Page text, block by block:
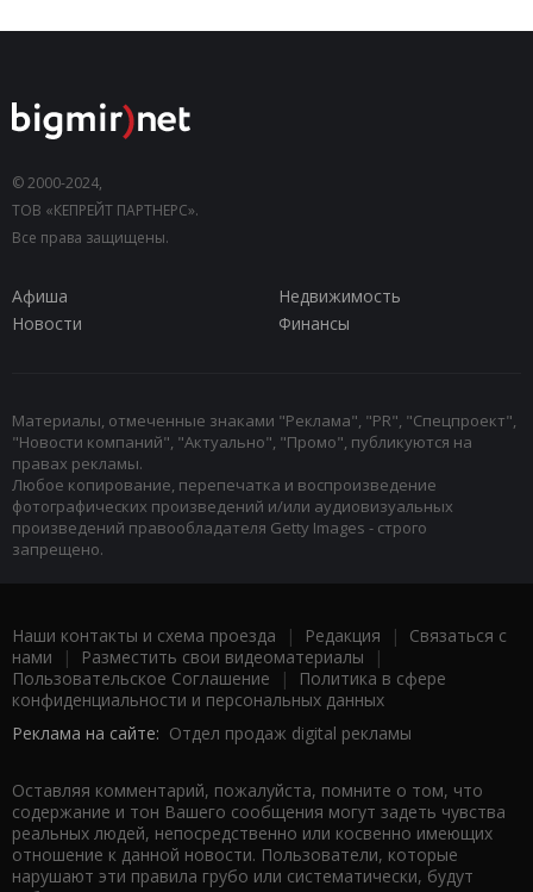
© 2000-2024,
ТОВ «КЕПРЕЙТ ПАРТНЕРС».
Все права защищены.
Афиша
Недвижимость
Новости
Финансы
Материалы, отмеченные знаками "Реклама", "PR", "Спецпроект",
"Новости компаний", "Актуально", "Промо", публикуются на
правах рекламы.
Любое копирование, перепечатка и воспроизведение
фотографических произведений и/или аудиовизуальных
произведений правообладателя Getty Images - строго
запрещено.
Наши контакты и схема проезда | Редакция | Связаться с
нами | Разместить свои видеоматериалы |
Пользовательское Соглашение |
Политика в сфере
конфиденциальности и персональных данных
Реклама на сайте: Отдел продаж digital рекламы
Оставляя комментарий, пожалуйста, помните о том, что
содержание и тон Вашего сообщения могут задеть чувства
реальных людей, непосредственно или косвенно имеющих
отношение к данной новости. Пользователи, которые
нарушают эти правила грубо или систематически, будут